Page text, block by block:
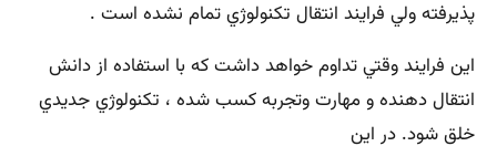
پذيرفته ولي فرايند انتقال تكنولوژي تمام نشده است .
اين فرايند وقتي تداوم خواهد داشت كه با استفاده از دانش
انتقال دهنده و مهارت وتجربه كسب شده ، تكنولوژي جديدي
خلق شود. در اين